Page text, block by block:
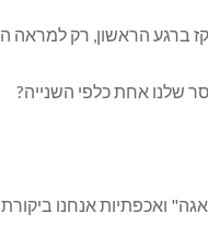
ברגע הראשון, רק למראה
שלנו אחת כלפי השנייה?
ואכפתיות אנחנו